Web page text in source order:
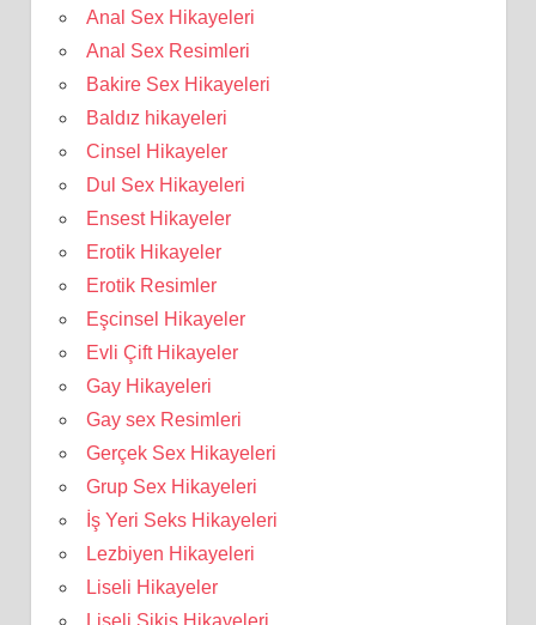
Anal Sex Hikayeleri
Anal Sex Resimleri
Bakire Sex Hikayeleri
Baldız hikayeleri
Cinsel Hikayeler
Dul Sex Hikayeleri
Ensest Hikayeler
Erotik Hikayeler
Erotik Resimler
Eşcinsel Hikayeler
Evli Çift Hikayeler
Gay Hikayeleri
Gay sex Resimleri
Gerçek Sex Hikayeleri
Grup Sex Hikayeleri
İş Yeri Seks Hikayeleri
Lezbiyen Hikayeleri
Liseli Hikayeler